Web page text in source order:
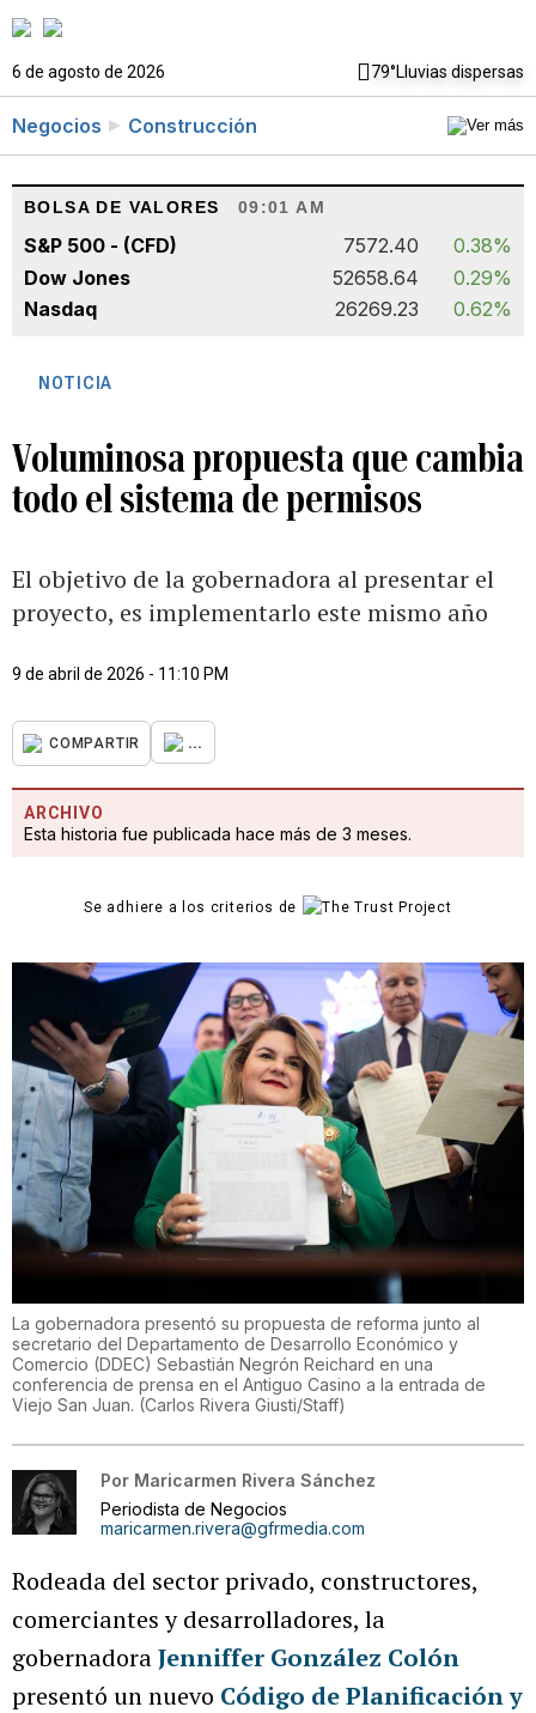
6 de agosto de 2026 79°Lluvias dispersas
Negocios Construcción
BOLSA DE VALORES 09:01 AM
S&P 500 - (CFD) 7572.40
0.38%
Dow Jones
52658.64
0.29%
Nasdaq
26269.23 0.62%
NOTICIA
Voluminosa propuesta que cambia
todo el sistema de permisos
El objetivo de la gobernadora al presentar el
proyecto, es implementarlo este mismo año
9 de abril de 2026 - 11:10 PM
COMPARTIR ...
ARCHIVO
Esta historia fue publicada hace más de 3 meses.
Se adhiere a los criterios de
La gobernadora presentó su propuesta de reforma junto al
secretario del Departamento de Desarrollo Económico y
Comercio (DDEC) Sebastián Negrón Reichard en una
conferencia de prensa en el Antiguo Casino a la entrada de
Viejo San Juan. (Carlos Rivera Giusti/Staff)
Por Maricarmen Rivera Sánchez
Periodista de Negocios
maricarmen.rivera@gfrmedia.com
Rodeada del sector privado, constructores,
comerciantes y desarrolladores, la
gobernadoraJenniffer González Colón
presentó un nuevo Código de Planificación y